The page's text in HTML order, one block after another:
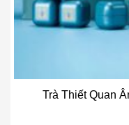
Trà Thiết Quan